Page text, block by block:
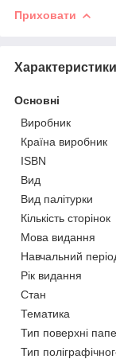
Приховати
Характеристики
Основні
Виробник
Країна виробник
ISBN
Вид
Вид палітурки
Кількість сторінок
Мова видання
Навчальний
Рік видання
Стан
Тематика
Тип поверхні
Тип